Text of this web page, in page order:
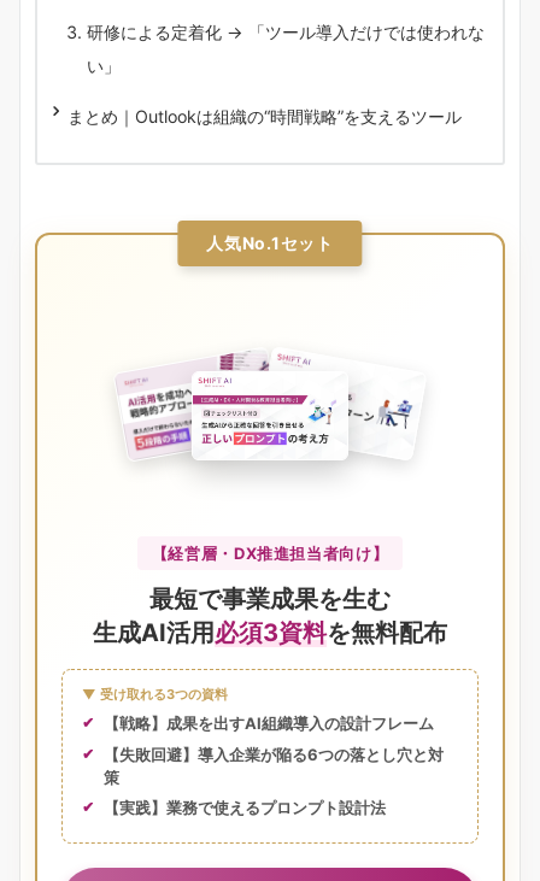
研修による定着化 → 「ツール導入だけでは使われな
い」
まとめ｜Outlookは組織の“時間戦略”を支えるツール
人気No.1セット
【経営層・DX推進担当者向け】
最短で事業成果を生む
生成AI活用必須3資料を無料配布
▼ 受け取れる3つの資料
【戦略】成果を出すAI組織導入の設計フレーム
【失敗回避】導入企業が陥る6つの落とし穴と対
策
【実践】業務で使えるプロンプト設計法